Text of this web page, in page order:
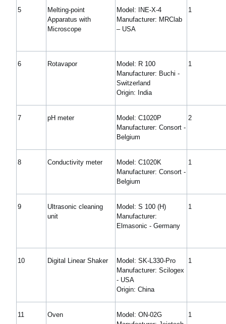
5
Melting-point
Apparatus with
Microscope
Model: INE-X-4
Manufacturer: MRClab
– USA
1
6 Rotavapor
Model: R 100
Manufacturer: Buchi -
Switzerland
Origin: India
1
7 pH meter
Model: C1020P
Manufacturer: Consort -
Belgium
2
8 Conductivity meter
Model: C1020K
Manufacturer: Consort -
Belgium
1
9
Ultrasonic cleaning
unit
Model: S 100 (H)
Manufacturer:
Elmasonic - Germany
1
10 Digital Linear Shaker
Model: SK-L330-Pro
Manufacturer: Scilogex
- USA
Origin: China
1
11 Oven
Model: ON-02G
1